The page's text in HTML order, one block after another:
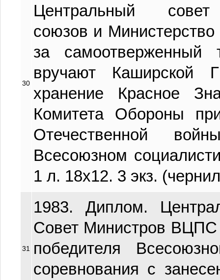
30
Центральный совет
союзов и
за
вручают Каширской
хранение Красное
Комитета Обороны
Отечественной
Всесоюзном
1 л. 18х12. 3 экз.
31
1983. Диплом.
Совет Министров
победителя
соревнования с